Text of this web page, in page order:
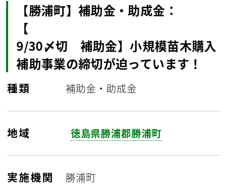
【勝浦町】補助金・助成金：
【
9/30〆切 補助金】小規模苗木購入
補助事業の締切が迫っています！
種類 補助金・助成金
地域 徳島県勝浦郡勝浦町
実施機関 勝浦町